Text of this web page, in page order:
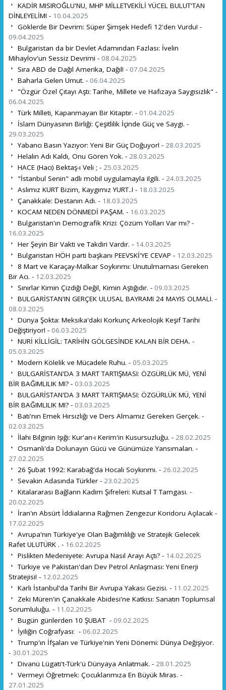
KADİR MISIROĞLU'NU, MHP MİLLETVEKİLİ YÜCEL BULUT'TAN
DİNLEYELİM! - 10.04.2025
Göklerde Bir Devrim: Süper Şimşek Hedefi 12'den Vurdu! -
09.04.2025
Bulgaristan da bir Devlet Adamından Fazlası: İvelin
Mihaylov'un Sessiz Devrimi - 08.04.2025
Sıra ABD de Dağıl Amerika, Dağıl! - 07.04.2025
Baharla Gelen Umut. - 06.04.2025
"Özgür Özel Çıtayı Aştı: Tarihe, Millete ve Hafızaya Saygısızlık" -
06.04.2025
Türk Milleti, Kapanmayan Bir Kitaptır. - 01.04.2025
İslam Dünyasının Birliği: Çeşitlilik İçinde Güç ve Saygı. -
29.03.2025
Yabancı Basın Yazıyor: Yeni Bir Güç Doğuyor! - 28.03.2025
Helalın Adı Kaldı, Onu Gören Yok. - 28.03.2025
HACE (Hacı) Bektaş-ı Veli ; - 25.03.2025
"İstanbul Senin" adlı mobil uygulamayla ilgili. - 24.03.2025
Aslımız KURT Bizim, Kaygımız YURT..! - 18.03.2025
Çanakkale: Destanın Adı. - 18.03.2025
KOCAM NEDEN DÖNMEDİ PAŞAM. - 16.03.2025
Bulgaristan'ın Demografik Krizi: Çözüm Yolları Var mı? -
16.03.2025
Her Şeyin Bir Vakti ve Takdiri Vardır. - 14.03.2025
Bulgaristan HÖH parti başkanı PEEVSKİ'YE CEVAP - 12.03.2025
8 Mart ve Karaçay-Malkar Soykırımı: Unutulmaması Gereken
Bir Acı. - 12.03.2025
Sınırlar Kimin Çizdiği Değil, Kimin Aştığıdır. - 09.03.2025
BULGARİSTAN'IN GERÇEK ULUSAL BAYRAMI 24 MAYIS OLMALI. -
08.03.2025
Dünya Şokta: Meksika'daki Korkunç Arkeolojik Keşif Tarihi
Değiştiriyor! - 06.03.2025
NURİ KİLLİGİL: TARİHİN GÖLGESİNDE KALAN BİR DEHA. -
05.03.2025
Modern Kölelik ve Mücadele Ruhu. - 05.03.2025
BULGARİSTAN'DA 3 MART TARTIŞMASI: ÖZGÜRLÜK MÜ, YENİ
BİR BAĞIMLILIK MI? - 03.03.2025
BULGARİSTAN'DA 3 MART TARTIŞMASI: ÖZGÜRLÜK MÜ, YENİ
BİR BAĞIMLILIK MI? - 03.03.2025
Batı'nın Emek Hırsızlığı ve Ders Almamız Gereken Gerçek. -
02.03.2025
İlahi Bilginin Işığı: Kur'an-ı Kerim'in Kusursuzluğu. - 28.02.2025
Osmanlı'da Dolunayın Gücü ve Günümüze Yansımaları. -
27.02.2025
26 Şubat 1992: Karabağ'da Hocalı Soykırımı. - 26.02.2025
Sevakin Adasında Türkler - 23.02.2025
Kıtalararası Bağların Kadim Şifreleri: Kutsal T Tamgası. -
20.02.2025
İran'ın Absürt İddialarına Rağmen Zengezur Koridoru Açılacak -
17.02.2025
Avrupa'nın Türkiye'ye Olan Bağımlılığı ve Stratejik Gelecek
Rafet ULUTÜRK . - 16.02.2025
Pislikten Medeniyete: Avrupa Nasıl Arayı Açtı? - 14.02.2025
Türkiye ve Pakistan'dan Dev Petrol Anlaşması: Yeni Enerji
Stratejisi! - 12.02.2025
Karlı İstanbul'da Tarihi Bir Avrupa Yakası Gezisi. - 11.02.2025
Zeki Müren'in Çanakkale Abidesi'ne Katkısı: Sanatın Toplumsal
Sorumluluğu. - 11.02.2025
Bugün günlerden 10 ŞUBAT - 09.02.2025
İyiliğin Coğrafyası: - 06.02.2025
Trump'ın İfşaları ve Türkiye'nin Yeni Dönemi: Dünya Değişiyor.
- 30.01.2025
Divanü Lügati't-Türk'ü Dünyaya Anlatmak. - 28.01.2025
Vermeyi Öğretmek: Çocuklarımıza En Büyük Miras. -
27.01.2025